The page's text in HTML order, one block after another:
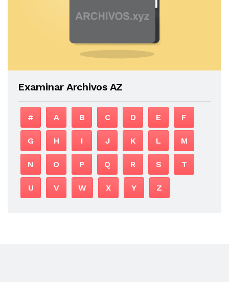
Examinar Archivos AZ
# A B C D E F
G H I J K L M
N O P Q R S T
U V W X Y Z